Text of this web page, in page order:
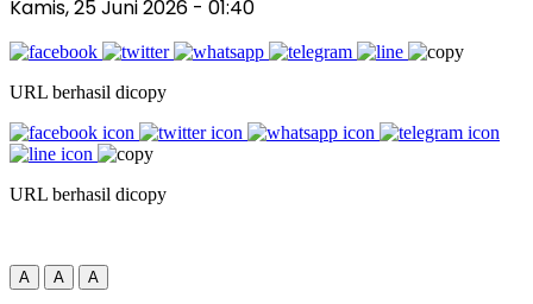
Kamis, 25 Juni 2026 - 01:40
URL berhasil dicopy
URL berhasil dicopy
A A A